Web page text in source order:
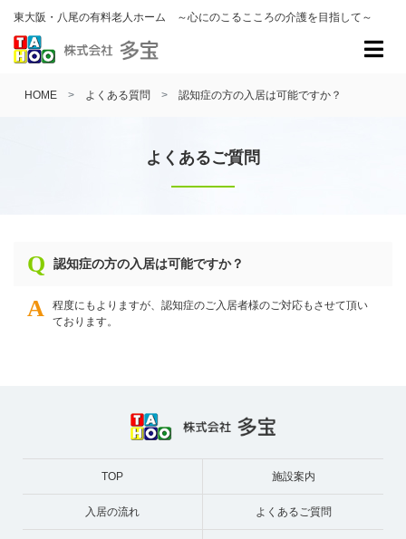
東大阪・八尾の有料老人ホーム ～心にのこるこころの介護を目指して～
HOME よくある質問 認知症の方の入居は可能ですか？
よくあるご質問
認知症の方の入居は可能ですか？
程度にもよりますが、認知症のご入居者様のご対応もさせて頂い
ております。
TOP 施設案内
入居の流れ よくあるご質問